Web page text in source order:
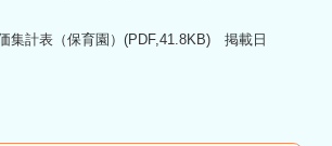
集計表（保育園）(PDF,41.8KB) 掲載日